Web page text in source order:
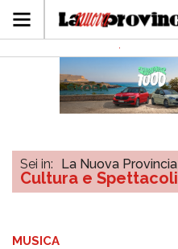
Sei in: La Nuova Provincia
Cultura e Spettacoli
MUSICA